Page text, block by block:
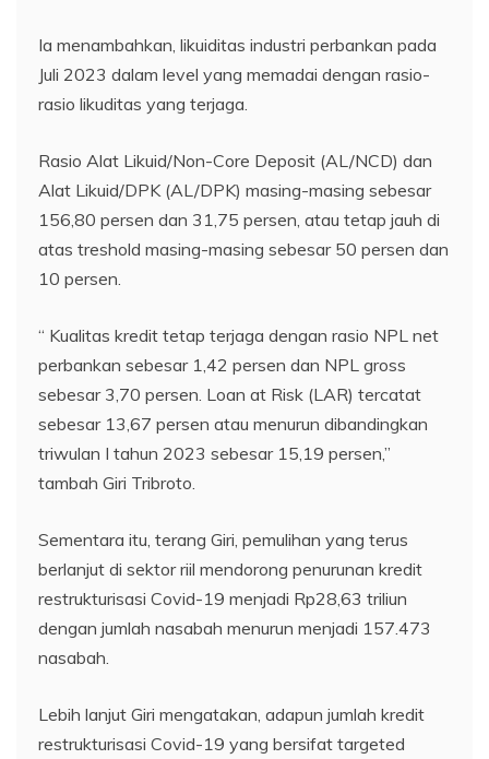
Ia menambahkan, likuiditas industri perbankan pada
Juli 2023 dalam level yang memadai dengan rasio-
rasio likuditas yang terjaga.
Rasio Alat Likuid/Non-Core Deposit (AL/NCD) dan
Alat Likuid/DPK (AL/DPK) masing-masing sebesar
156,80 persen dan 31,75 persen, atau tetap jauh di
atas treshold masing-masing sebesar 50 persen dan
10 persen.
“ Kualitas kredit tetap terjaga dengan rasio NPL net
perbankan sebesar 1,42 persen dan NPL gross
sebesar 3,70 persen. Loan at Risk (LAR) tercatat
sebesar 13,67 persen atau menurun dibandingkan
triwulan I tahun 2023 sebesar 15,19 persen,”
tambah Giri Tribroto.
Sementara itu, terang Giri, pemulihan yang terus
berlanjut di sektor riil mendorong penurunan kredit
restrukturisasi Covid-19 menjadi Rp28,63 triliun
dengan jumlah nasabah menurun menjadi 157.473
nasabah.
Lebih lanjut Giri mengatakan, adapun jumlah kredit
restrukturisasi Covid-19 yang bersifat targeted